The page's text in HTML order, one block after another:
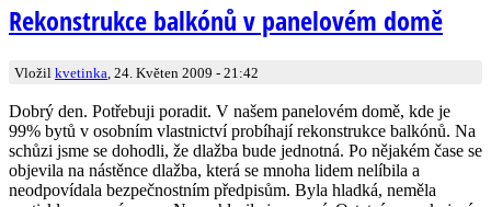
Rekonstrukce balkónů v panelovém domě
Vložil kvetinka , 24. Květen 2009 - 21:42
Dobrý den. Potřebuji poradit. V našem panelovém domě, kde je
99% bytů v osobním vlastnictví probíhají rekonstrukce balkónů. Na
schůzi jsme se dohodli, že dlažba bude jednotná. Po nějakém čase se
objevila na nástěnce dlažba, která se mnoha lidem nelíbila a
neodpovídala bezpečnostním předpisům. Byla hladká, neměla